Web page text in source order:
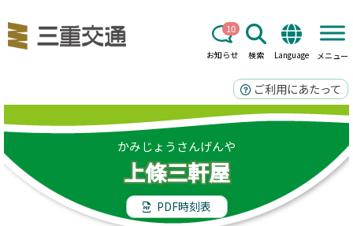
お知らせ
10
検索 Language メニュー
ご利用にあたって
かみじょうさんげんや
上條三軒屋
PDF時刻表